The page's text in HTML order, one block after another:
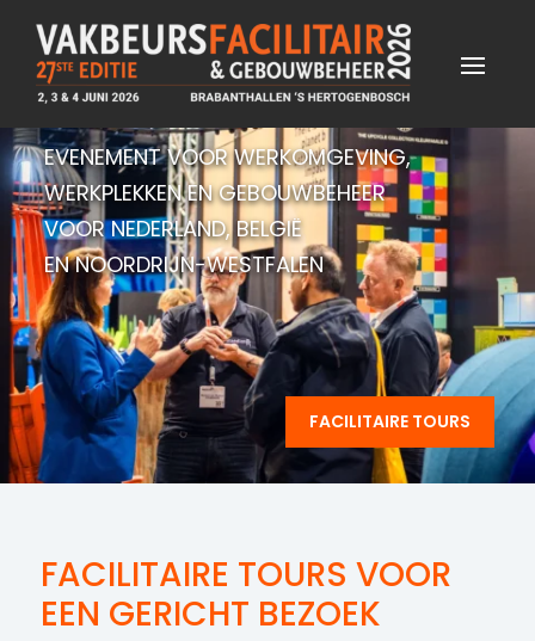
EVENEMENT VOOR WERKOMGEVING,
WERKPLEKKEN EN GEBOUWBEHEER
VOOR NEDERLAND, BELGIË
EN NOORDRIJN-WESTFALEN
FACILITAIRE TOURS
FACILITAIRE TOURS VOOR
EEN GERICHT BEZOEK